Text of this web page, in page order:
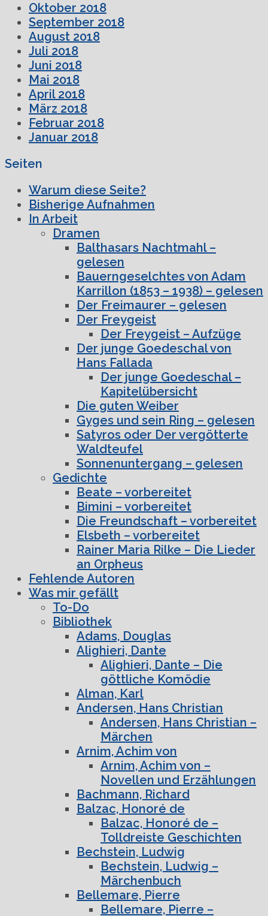
Oktober 2018
September 2018
August 2018
Juli 2018
Juni 2018
Mai 2018
April 2018
März 2018
Februar 2018
Januar 2018
Seiten
Warum diese Seite?
Bisherige Aufnahmen
In Arbeit
Dramen
Balthasars Nachtmahl –
gelesen
Bauerngeselchtes von Adam
Karrillon (1853 – 1938) – gelesen
Der Freimaurer – gelesen
Der Freygeist
Der Freygeist – Aufzüge
Der junge Goedeschal von
Hans Fallada
Der junge Goedeschal –
Kapitelübersicht
Die guten Weiber
Gyges und sein Ring – gelesen
Satyros oder Der vergötterte
Waldteufel
Sonnenuntergang – gelesen
Gedichte
Beate – vorbereitet
Bimini – vorbereitet
Die Freundschaft – vorbereitet
Elsbeth – vorbereitet
Rainer Maria Rilke – Die Lieder
an Orpheus
Fehlende Autoren
Was mir gefällt
To-Do
Bibliothek
Adams, Douglas
Alighieri, Dante
Alighieri, Dante – Die
göttliche Komödie
Alman, Karl
Andersen, Hans Christian
Andersen, Hans Christian –
Märchen
Arnim, Achim von
Arnim, Achim von –
Novellen und Erzählungen
Bachmann, Richard
Balzac, Honoré de
Balzac, Honoré de –
Tolldreiste Geschichten
Bechstein, Ludwig
Bechstein, Ludwig –
Märchenbuch
Bellemare, Pierre
Bellemare, Pierre –